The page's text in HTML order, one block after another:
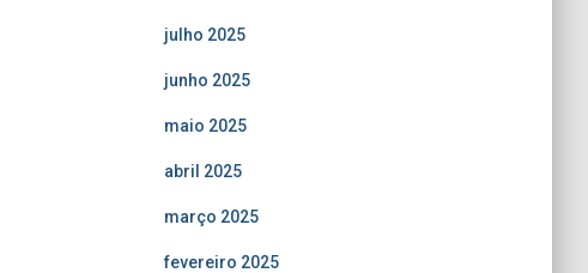
julho 2025
junho 2025
maio 2025
abril 2025
março 2025
fevereiro 2025